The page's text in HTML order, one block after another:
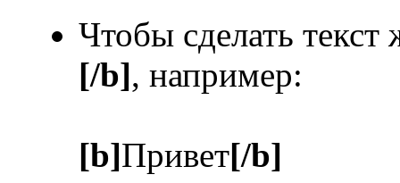
Чтобы сделать
[/b], например:
[b]Привет[/b]